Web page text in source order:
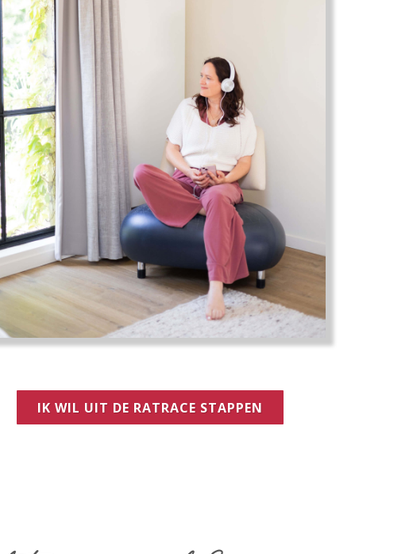
IK WIL UIT DE RATRACE STAPPEN